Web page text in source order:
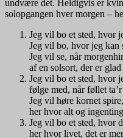
undvære det. Heldigvis er
solopgangen hver morgen –
Jeg vil bo et sted, hvor
Jeg vil bo, hvor jeg kan
Jeg vil se, når
af en solsort, der er
Jeg vil bo et sted, hvor
følge med, når føllet
Jeg vil høre kornet
her hvor alt og
Jeg vil bo et sted, hvor
her hvor livet, det er